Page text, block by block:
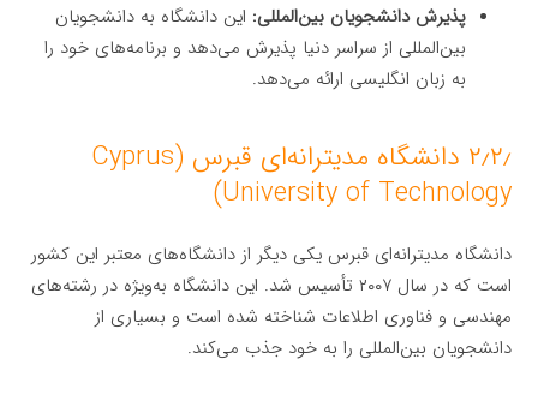
پذیرش دانشجویان بین‌المللی: این دانشگاه به دانشجویان
بین‌المللی از سراسر دنیا پذیرش می‌دهد و برنامه‌های خود را
به زبان انگلیسی ارائه می‌دهد.
۲٫۲٫ دانشگاه مدیترانه‌ای قبرس (Cyprus
University of Technology)
دانشگاه مدیترانه‌ای قبرس یکی دیگر از دانشگاه‌های معتبر این کشور
است که در سال ۲۰۰۷ تأسیس شد. این دانشگاه به‌ویژه در رشته‌های
مهندسی و فناوری اطلاعات شناخته شده است و بسیاری از
دانشجویان بین‌المللی را به خود جذب می‌کند.